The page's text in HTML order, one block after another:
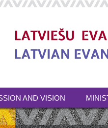
AND VISION